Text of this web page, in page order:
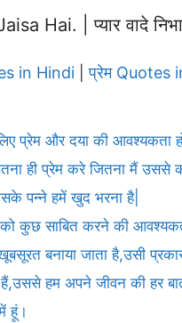
Hai. | प्यार वादे
in Hindi |प्रेम Quotes
प्रेम और दया की आवश्यकता
ही प्रेम करे जितना मैं उससे
पन्ने हमें खुद भरना है|
कुछ साबित करने की
बनाया जाता है,उसी
हम अपने जीवन की हर
हूं।